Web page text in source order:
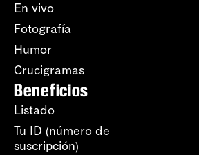
En vivo
Fotografía
Humor
Crucigramas
Beneficios
Listado
Tu ID (número de
suscripción)